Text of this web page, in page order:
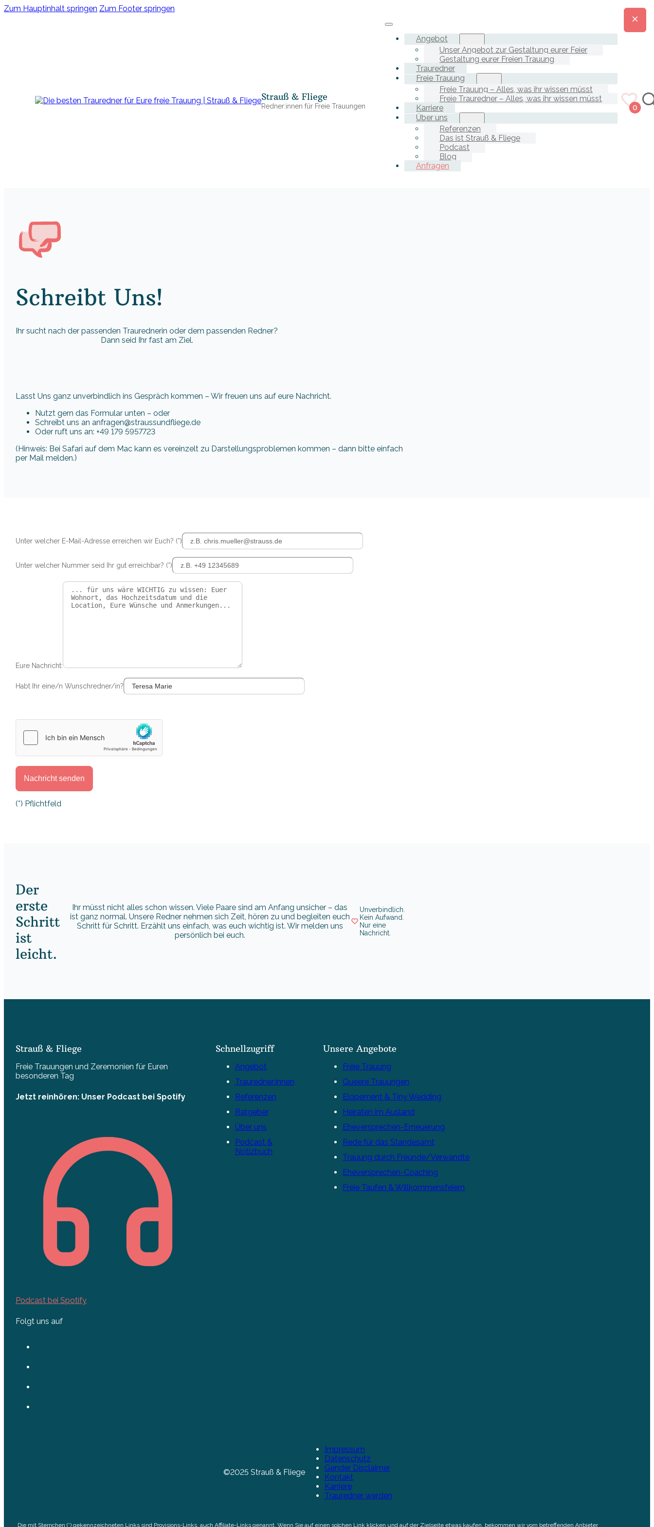
Zum Hauptinhalt springen Zum Footer springen
Strauß & Fliege
Redner:innen für Freie Trauungen
Angebot
Unser Angebot zur Gestaltung eurer Feier
Gestaltung eurer Freien Trauung
Trauredner
Freie Trauung
Freie Trauung – Alles, was ihr wissen müsst
Freie Trauredner – Alles, was ihr wissen müsst
Karriere
Über uns
Referenzen
Das ist Strauß & Fliege
Podcast
Blog
Anfragen
0
Schreibt Uns!
Ihr sucht nach der passenden Traurednerin oder dem passenden Redner?
Dann seid Ihr fast am Ziel.
Lasst Uns ganz unverbindlich ins Gespräch kommen – Wir freuen uns auf eure Nachricht.
Nutzt gern das Formular unten – oder
Schreibt uns an anfragen@straussundfliege.de
Oder ruft uns an: +49 179 5957723
(Hinweis: Bei Safari auf dem Mac kann es vereinzelt zu Darstellungsproblemen kommen – dann bitte einfach
per Mail melden.)
Unter welcher E-Mail-Adresse erreichen wir Euch? (*)
Unter welcher Nummer seid Ihr gut erreichbar? (*)
Eure Nachricht:
Habt Ihr eine/n Wunschredner/in?
(*) Pflichtfeld
Der
erste
Schritt
ist
leicht.
Ihr müsst nicht alles schon wissen. Viele Paare sind am Anfang unsicher – das
ist ganz normal. Unsere Redner nehmen sich Zeit, hören zu und begleiten euch
Schritt für Schritt. Erzählt uns einfach, was euch wichtig ist. Wir melden uns
persönlich bei euch.
Unverbindlich.
Kein Aufwand.
Nur eine
Nachricht.
Strauß & Fliege
Freie Trauungen und Zeremonien für Euren
besonderen Tag
Jetzt reinhören: Unser Podcast bei Spotify
Podcast bei Spotify
Folgt uns auf
Schnellzugriff
Angebot
Trauredner:innen
Referenzen
Ratgeber
Über uns
Podcast &
Notizbuch
Unsere Angebote
Freie Trauung
Queere Trauungen
Elopement & Tiny Wedding
Heiraten im Ausland
Eheversprechen-Erneuerung
Rede für das Standesamt
Trauung durch Freunde/Verwandte
Eheversprechen-Coaching
Freie Taufen & Willkommensfeiern
©2025 Strauß & Fliege
Impressum
Datenschutz
Gender Disclaimer
Kontakt
Karriere
Trauredner werden
Die mit Sternchen (*) gekennzeichneten Links sind Provisions-Links, auch Affiliate-Links genannt. Wenn Sie auf einen solchen Link klicken und auf der Zielseite etwas kaufen, bekommen wir vom betreffenden Anbieter